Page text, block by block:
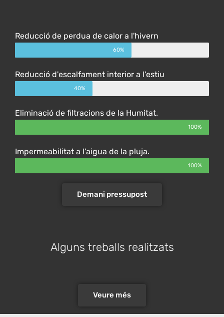
Reducció de perdua de calor a l'hivern
60%
Reducció d'escalfament interior a l'estiu
40%
Eliminació de filtracions de la Humitat.
100%
Impermeabilitat a l'aigua de la pluja.
100%
Demani pressupost
Alguns treballs realitzats
Veure més